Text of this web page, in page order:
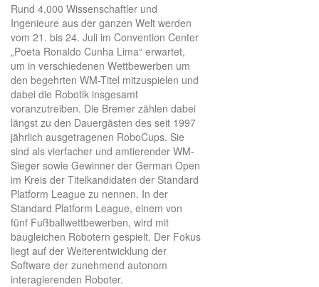
Rund 4.000 Wissenschaftler und
Ingenieure aus der ganzen Welt werden
vom 21. bis 24. Juli im Convention Center
„Poeta Ronaldo Cunha Lima“ erwartet,
um in verschiedenen Wettbewerben um
den begehrten WM-Titel mitzuspielen und
dabei die Robotik insgesamt
voranzutreiben. Die Bremer zählen dabei
längst zu den Dauergästen des seit 1997
jährlich ausgetragenen RoboCups. Sie
sind als vierfacher und amtierender WM-
Sieger sowie Gewinner der German Open
im Kreis der Titelkandidaten der Standard
Platform League zu nennen. In der
Standard Platform League, einem von
fünf Fußballwettbewerben, wird mit
baugleichen Robotern gespielt. Der Fokus
liegt auf der Weiterentwicklung der
Software der zunehmend autonom
interagierenden Roboter.